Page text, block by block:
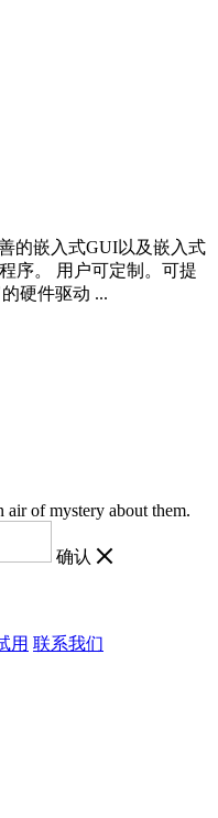
的嵌入式GUI以及嵌入式
序。 用户可定制。可提
硬件驱动 ...
air of mystery about them.
确认
用 联系我们